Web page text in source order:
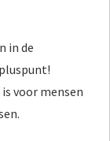
in de
is voor mensen